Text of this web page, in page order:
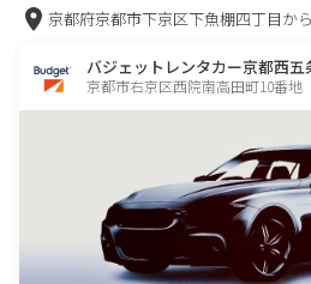
京都府京都市下京区下魚棚四丁目から
バジェットレンタカー京都西五
京都市右京区西院南高田町10番地